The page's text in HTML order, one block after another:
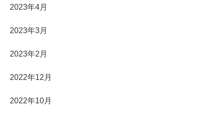
2023年4月
2023年3月
2023年2月
2022年12月
2022年10月